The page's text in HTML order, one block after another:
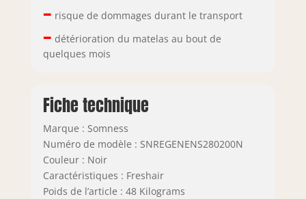
– risque de dommages durant le transport
– détérioration du matelas au bout de
quelques mois
Fiche technique
Marque : Somness
Numéro de modèle : SNREGENENS280200N
Couleur : Noir
Caractéristiques : Freshair
Poids de l’article : 48 Kilograms